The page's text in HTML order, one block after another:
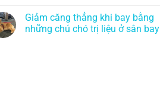
Giảm căng thẳng khi bay bằng
những chú chó trị liệu ở sân bay